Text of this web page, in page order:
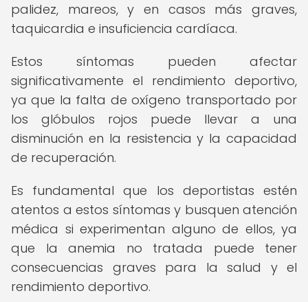
palidez, mareos, y en casos más graves,
taquicardia e insuficiencia cardíaca.
Estos síntomas pueden afectar
significativamente el rendimiento deportivo,
ya que la falta de oxígeno transportado por
los glóbulos rojos puede llevar a una
disminución en la resistencia y la capacidad
de recuperación.
Es fundamental que los deportistas estén
atentos a estos síntomas y busquen atención
médica si experimentan alguno de ellos, ya
que la anemia no tratada puede tener
consecuencias graves para la salud y el
rendimiento deportivo.